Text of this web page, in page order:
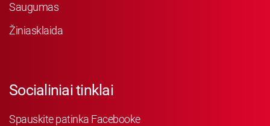
Saugumas
Žiniasklaida
Socialiniai tinklai
Spauskite patinka Facebooke